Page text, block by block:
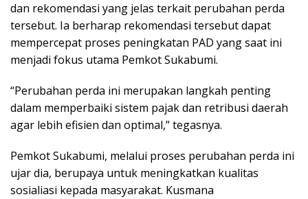
dan rekomendasi yang jelas terkait perubahan perda
tersebut. Ia berharap rekomendasi tersebut dapat
mempercepat proses peningkatan PAD yang saat ini
menjadi fokus utama Pemkot Sukabumi.
“Perubahan perda ini merupakan langkah penting
dalam memperbaiki sistem pajak dan retribusi daerah
agar lebih efisien dan optimal,” tegasnya.
Pemkot Sukabumi, melalui proses perubahan perda ini
ujar dia, berupaya untuk meningkatkan kualitas
sosialiasi kepada masyarakat. Kusmana